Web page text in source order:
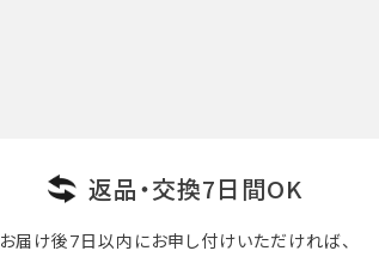
返品・交換7日間OK
お届け後7日以内にお申し付けいただければ、